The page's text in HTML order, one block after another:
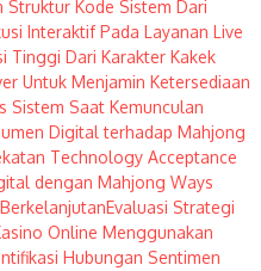
Kode Sistem Dari
Interaktif Pada Layanan Live
Tinggi Dari Karakter Kakek
Untuk Menjamin Ketersediaan
Sistem Saat Kemunculan
Digital terhadap Mahjong
Technology Acceptance
dengan Mahjong Ways
Evaluasi Strategi
Online Menggunakan
Hubungan Sentimen